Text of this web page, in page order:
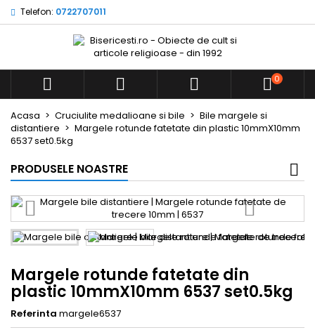
Telefon: 0722707011
   0
Acasa Cruciulite medalioane si bile
Bile margele si
distantiere
Margele rotunde fatetate din plastic 10mmX10mm
6537 set0.5kg
PRODUSELE NOASTRE
Margele rotunde fatetate din
plastic 10mmX10mm 6537 set0.5kg
Referinta margele6537